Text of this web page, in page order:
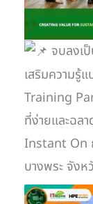
จบลงเ
เสริมความรู้
Training
ที่ง่ายและฉล
Instant On
บางพระ จัง